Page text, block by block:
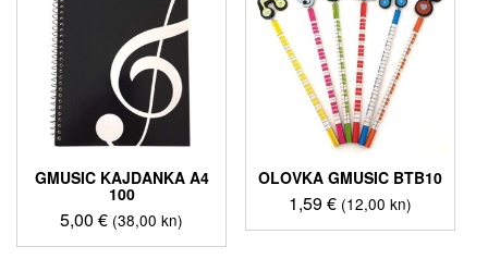
GMUSIC KAJDANKA A4
100
5,00€ (38,00 kn)
OLOVKA GMUSIC BTB10
1,59€ (12,00 kn)